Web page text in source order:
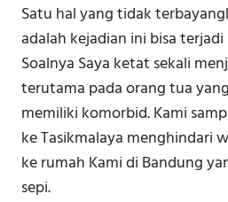
Satu hal yang tidak
adalah kejadian ini bisa
Soalnya Saya ketat sekali
terutama pada orang tua
memiliki komorbid. Kami
ke Tasikmalaya menghindari
ke rumah Kami di Bandung
sepi.